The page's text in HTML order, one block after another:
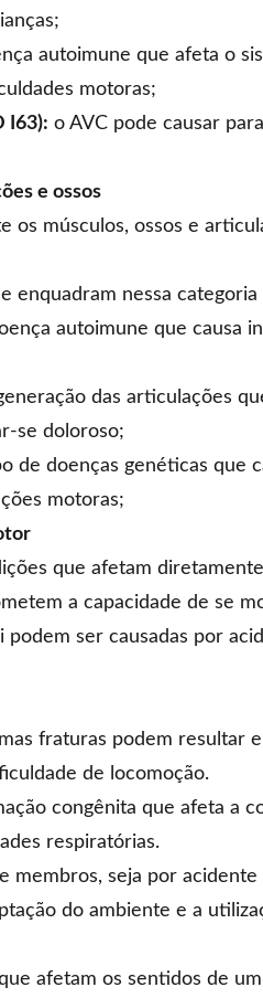
autoimune que afeta o
motoras;
I63): o AVC pode causar
e ossos
músculos, ossos e
enquadram nessa categoria
autoimune que causa
das articulações
se doloroso;
de doenças genéticas que
motoras;
que afetam
a capacidade de se
ser causadas por
fraturas podem resultar
de locomoção.
congênita que afeta a
respiratórias.
membros, seja por
do ambiente e a
afetam os sentidos de